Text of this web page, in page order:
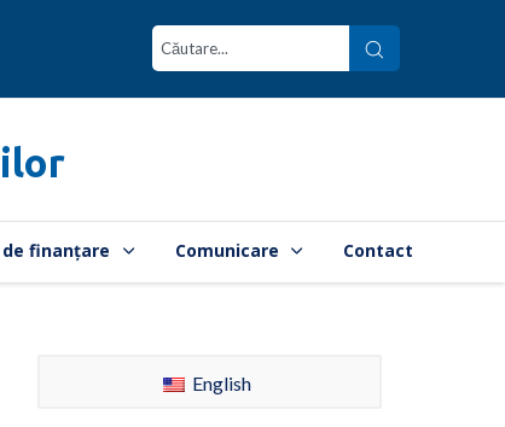
finanțare Comunicare Contact
English